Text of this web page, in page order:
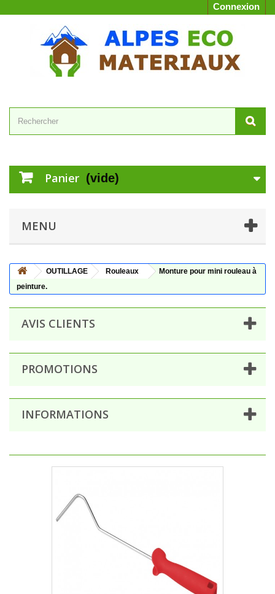
Connexion
Panier (vide)
MENU
OUTILLAGE Rouleaux
Monture pour mini rouleau à
peinture.
AVIS CLIENTS
PROMOTIONS
INFORMATIONS